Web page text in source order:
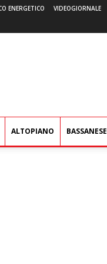
ENERGETICO VIDEOGIORNALE
ALTOPIANO BASSANESE